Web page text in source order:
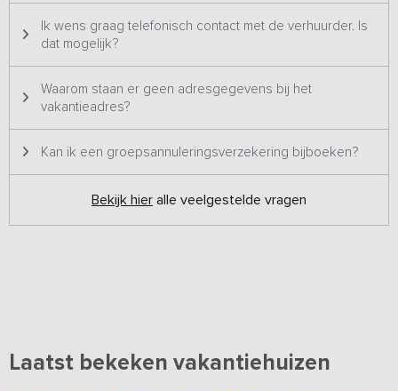
Ik wens graag telefonisch contact met de verhuurder. Is
dat mogelijk?
Waarom staan er geen adresgegevens bij het
vakantieadres?
Kan ik een groepsannuleringsverzekering bijboeken?
Bekijk hier alle veelgestelde vragen
Laatst bekeken vakantiehuizen